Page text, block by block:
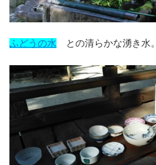
ふどうの水 との清らかな湧き水。